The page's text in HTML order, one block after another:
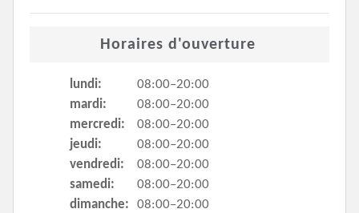
Horaires d'ouverture
lundi:
08:00–20:00
mardi:
08:00–20:00
mercredi:
08:00–20:00
jeudi:
08:00–20:00
vendredi:
08:00–20:00
samedi:
08:00–20:00
dimanche:
08:00–20:00